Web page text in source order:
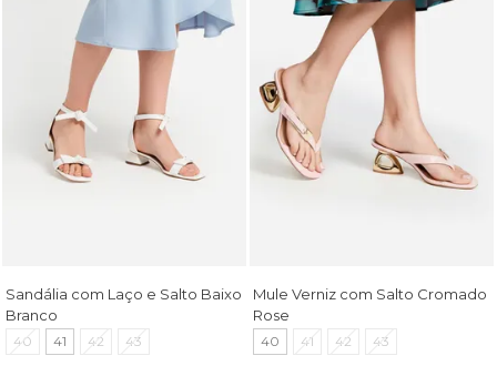
Sandália com Laço e Salto Baixo
Branco
40 41 42 43
Mule Verniz com Salto Cromado
Rose
40 41 42 43